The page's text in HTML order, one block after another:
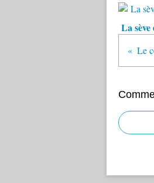
La sève
Le